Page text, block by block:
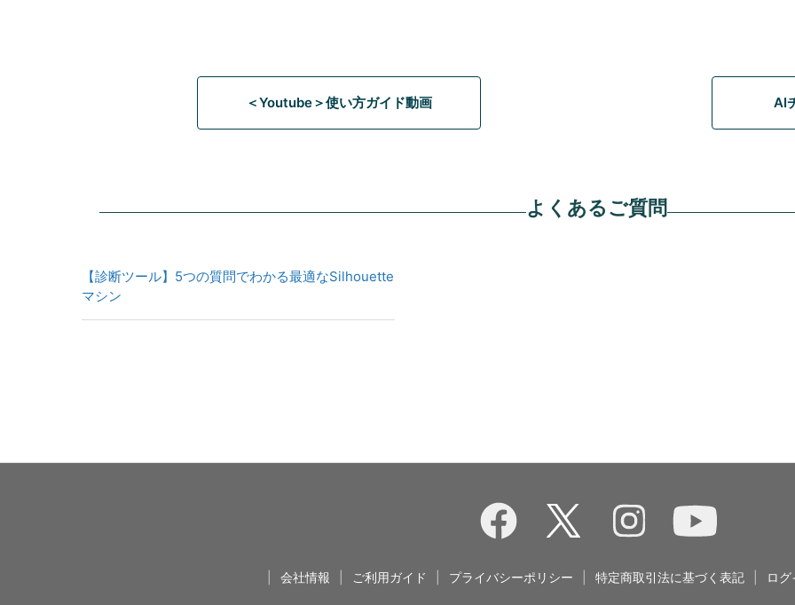
＜Youtube＞使い方ガイド動画 AI
よくあるご質問
【診断ツール】5つの質問でわかる最適なSilhouette
マシン
会社情報 ご利用ガイド プライバシーポリシー 特定商取引法に基づく表記 ログ